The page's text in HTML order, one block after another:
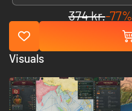
374 kr.-77%
Visuals